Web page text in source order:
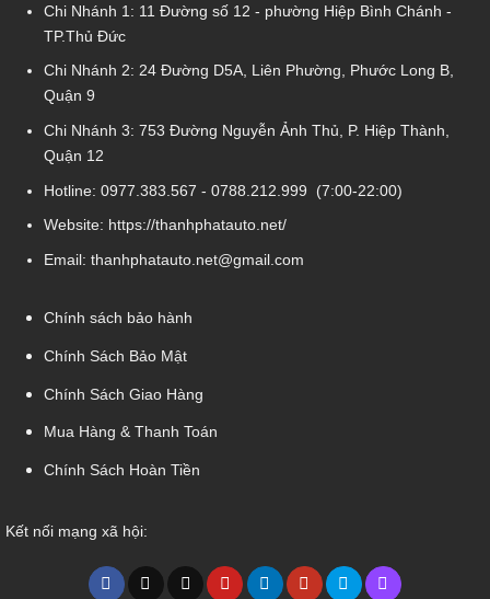
Chi Nhánh 1: 11 Đường số 12 - phường Hiệp Bình Chánh -
TP.Thủ Đức
Chi Nhánh 2: 24 Đường D5A, Liên Phường, Phước Long B,
Quận 9
Chi Nhánh 3: 753 Đường Nguyễn Ảnh Thủ, P. Hiệp Thành,
Quận 12
Hotline: 0977.383.567 - 0788.212.999 (7:00-22:00)
Website: https://thanhphatauto.net/
Email: thanhphatauto.net@gmail.com
Chính sách bảo hành
Chính Sách Bảo Mật
Chính Sách Giao Hàng
Mua Hàng & Thanh Toán
Chính Sách Hoàn Tiền
Kết nối mạng xã hội: